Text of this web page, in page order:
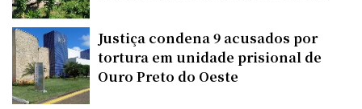
Justiça condena 9 acusados por
tortura em unidade prisional de
Ouro Preto do Oeste